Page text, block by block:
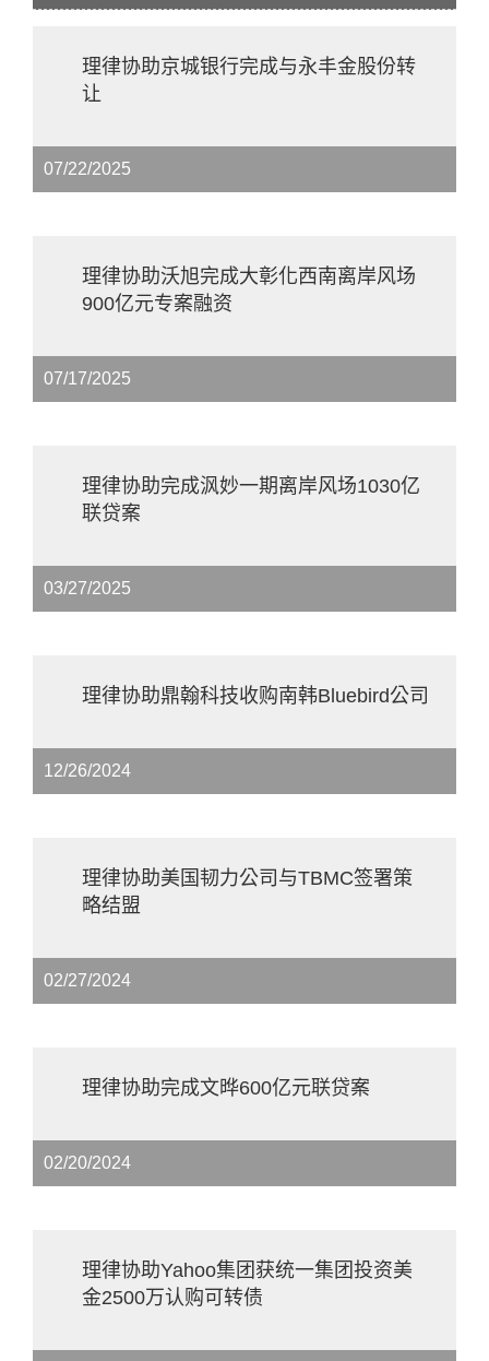
理律协助京城银行完成与永丰金股份转
让
07/22/2025
理律协助沃旭完成大彰化西南离岸风场
900亿元专案融资
07/17/2025
理律协助完成沨妙一期离岸风场1030亿
联贷案
03/27/2025
理律协助鼎翰科技收购南韩Bluebird公司
12/26/2024
理律协助美国韧力公司与TBMC签署策
略结盟
02/27/2024
理律协助完成文晔600亿元联贷案
02/20/2024
理律协助Yahoo集团获统一集团投资美
金2500万认购可转债